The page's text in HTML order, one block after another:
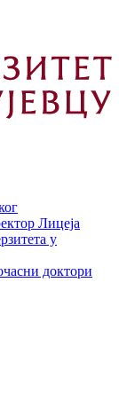
Лицеја
у
доктори